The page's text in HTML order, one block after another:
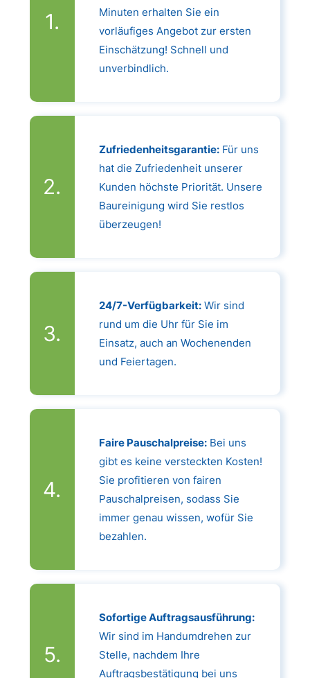
Minuten erhalten Sie ein
vorläufiges Angebot zur ersten
Einschätzung! Schnell und
unverbindlich.
Zufriedenheitsgarantie:Für uns
hat die Zufriedenheit unserer
Kunden höchste Priorität. Unsere
Baureinigung wird Sie restlos
überzeugen!
24/7-Verfügbarkeit:Wir sind
rund um die Uhr für Sie im
Einsatz, auch an Wochenenden
und Feiertagen.
Faire Pauschalpreise:Bei uns
gibt es keine versteckten Kosten!
Sie profitieren von fairen
Pauschalpreisen, sodass Sie
immer genau wissen, wofür Sie
bezahlen.
Sofortige Auftragsausführung:
Wir sind im Handumdrehen zur
Stelle, nachdem Ihre
Auftragsbestätigung bei uns